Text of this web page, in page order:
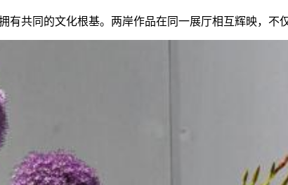
同的文化根基。两岸作品在同一展厅相互辉映，不